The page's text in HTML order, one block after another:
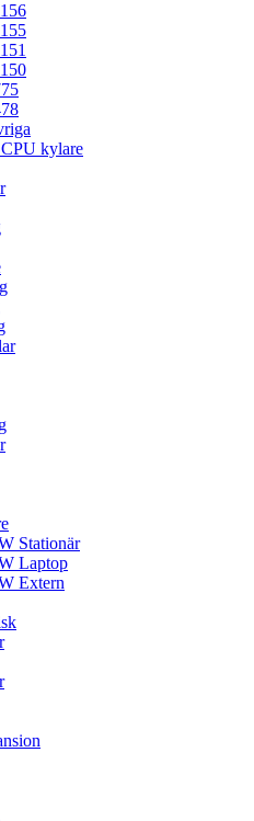
kylare
Stationär
Laptop
Extern